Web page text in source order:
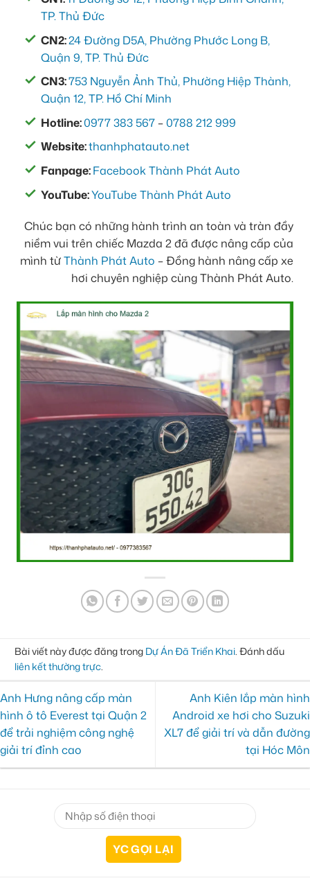
TP. Thủ Đức
CN2:24 Đường D5A, Phường Phước Long B,
Quận 9, TP. Thủ Đức
CN3:753 Nguyễn Ảnh Thủ, Phường Hiệp Thành,
Quận 12, TP. Hồ Chí Minh
Hotline:0977 383 567 –0788 212 999
Website:thanhphatauto.net
Fanpage:Facebook Thành Phát Auto
YouTube:YouTube Thành Phát Auto
Chúc bạn có những hành trình an toàn và tràn đầy
niềm vui trên chiếc Mazda 2 đã được nâng cấp của
mình từThành Phát Auto – Đồng hành nâng cấp xe
hơi chuyên nghiệp cùng Thành Phát Auto.
Bài viết này được đăng trong Dự Án Đã Triển Khai. Đánh dấu
liên kết thường trực.
Anh Hưng nâng cấp màn
hình ô tô Everest tại Quận 2
để trải nghiệm công nghệ
giải trí đỉnh cao
Anh Kiên lắp màn hình
Android xe hơi cho Suzuki
XL7 để giải trí và dẫn đường
tại Hóc Môn